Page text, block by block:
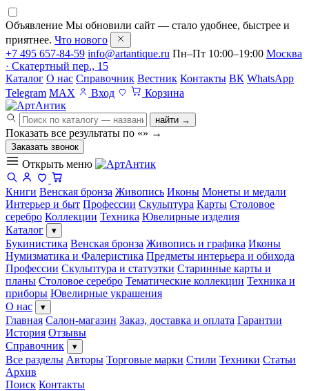
Объявление Мы обновили сайт — стало удобнее, быстрее и
приятнее. Что нового
+7 495 657-84-59 info@artantique.ru Пн–Пт 10:00–19:00 Москва
· Скатертный пер., 15
Каталог О нас Справочник Вестник Контакты ВК WhatsApp
Telegram MAX Вход Корзина
найти →
Показать все результаты по «» →
Заказать звонок
Открыть меню
Книги Венская бронза Живопись Иконы Монеты и медали
Интерьер и быт Профессии Скульптура Карты Столовое
серебро Коллекции Техника Ювелирные изделия
Каталог
▾
Букинистика Венская бронза Живопись и графика Иконы
Нумизматика и Фалеристика Предметы интерьера и обихода
Профессии Скульптура и статуэтки Старинные карты и
планы Столовое серебро Тематические коллекции Техника и
приборы Ювелирные украшения
О нас
▾
Главная Салон-магазин Заказ, доставка и оплата Гарантии
История Отзывы
Справочник
▾
Все разделы Авторы Торговые марки Стили Техники Статьи
Архив
Поиск Контакты